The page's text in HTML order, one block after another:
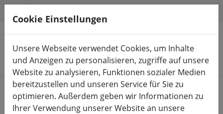
Produkte suchen
Start LED Kerzen Elfenbein
Cookie Einstellungen
Unsere Webseite verwendet Cookies, um Inhalte
und Anzeigen zu personalisieren, zugriffe auf unsere
Website zu analysieren, Funktionen sozialer Medien
bereitzustellen und unseren Service für Sie zu
optimieren. Außerdem geben wir Informationen zu
Ihrer Verwendung unserer Website an unsere